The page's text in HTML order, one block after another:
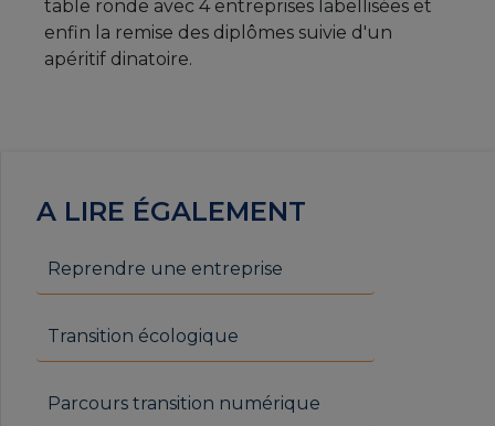
table ronde avec 4 entreprises labellisées et
enfin la remise des diplômes suivie d'un
apéritif dinatoire.
A LIRE ÉGALEMENT
Reprendre une entreprise
Transition écologique
Parcours transition numérique